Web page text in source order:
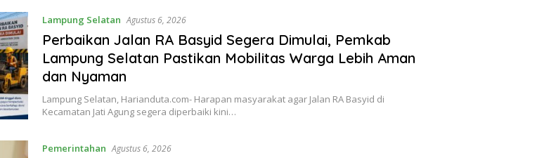
Lampung Selatan Agustus 6, 2026
Perbaikan Jalan RA Basyid Segera Dimulai, Pemkab
Lampung Selatan Pastikan Mobilitas Warga Lebih Aman
dan Nyaman
Lampung Selatan, Harianduta.com- Harapan masyarakat agar Jalan RA Basyid di
Kecamatan Jati Agung segera diperbaiki kini…
Pemerintahan Agustus 6, 2026